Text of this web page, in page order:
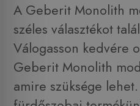
A Geberit Monolith
széles választékot
Válogasson kedvére
Geberit Monolith
amire szüksége